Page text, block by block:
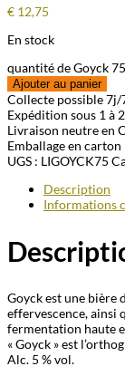
€ 12,75
En stock
quantité de Goyck
Ajouter au panier
Collecte possible 7j/
Expédition sous 1 à
Livraison neutre en
Emballage en
UGS : LIGOYCK75
Description
Informations
Goyck est une bière
effervescence, ainsi
fermentation haute
« Goyck »est
Alc. 5 % vol.